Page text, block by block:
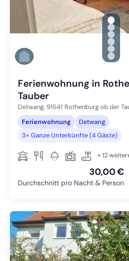
Zu
Zu
Zu
Zu
Zu
Zu
Ferienwohnung in
Tauber
Detwang, 91541 Rothenburg ob der
Ferienwohnung
Detwang
3× Ganze Unterkünfte (4 Gäste)
+ 12
30,00 €
Durchschnitt pro Nacht & Person